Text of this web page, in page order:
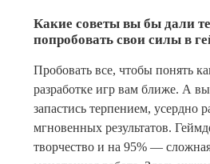
Какие советы вы бы дали
попробовать свои силы в
Пробовать все, чтобы понять
разработке игр вам ближе. А
запастись терпением, усердно
мгновенных результатов.
творчество и на 95% —